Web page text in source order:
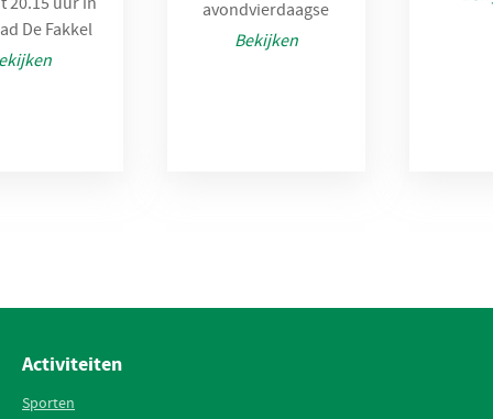
De Fakkel
avondvierdaagse
Bekijken
Activiteiten
Sporten